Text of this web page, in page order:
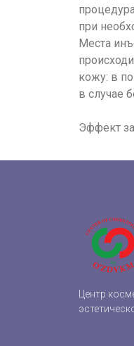
при
Места
кожу: в
в случае
Эффект
Центр